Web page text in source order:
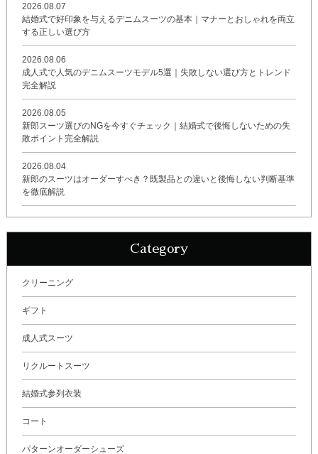
2026.08.07
結婚式で好印象を与えるデニムスーツの基本｜マナーとおしゃれを両立
する正しい選び方
2026.08.06
成人式で人気のデニムスーツモデル5選｜失敗しない選び方とトレンド
完全解説
2026.08.05
新郎スーツ選びのNGを今すぐチェック｜結婚式で後悔しないための失
敗ポイント完全解説
2026.08.04
新郎のスーツはオーダーすべき？既製品との違いと後悔しない判断基準
を徹底解説
Category
クリーニング
ギフト
成人式スーツ
リクルートスーツ
結婚式参列衣装
コート
パターンオーダーシューズ